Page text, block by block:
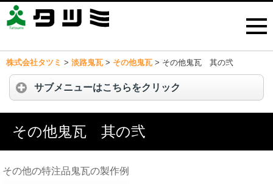
株式会社タツミ > 淡路鬼瓦> その他鬼瓦> その他鬼瓦 其の弐
サブメニューはこちらをクリック
その他鬼瓦 其の弐
その他の特注品鬼瓦の製作例